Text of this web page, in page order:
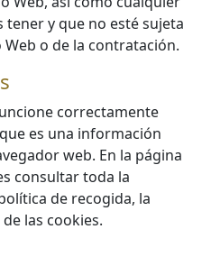
y que no esté sujeta
o de la contratación.
correctamente
es una información
web. En la página
consultar toda la
de recogida, la
las cookies.